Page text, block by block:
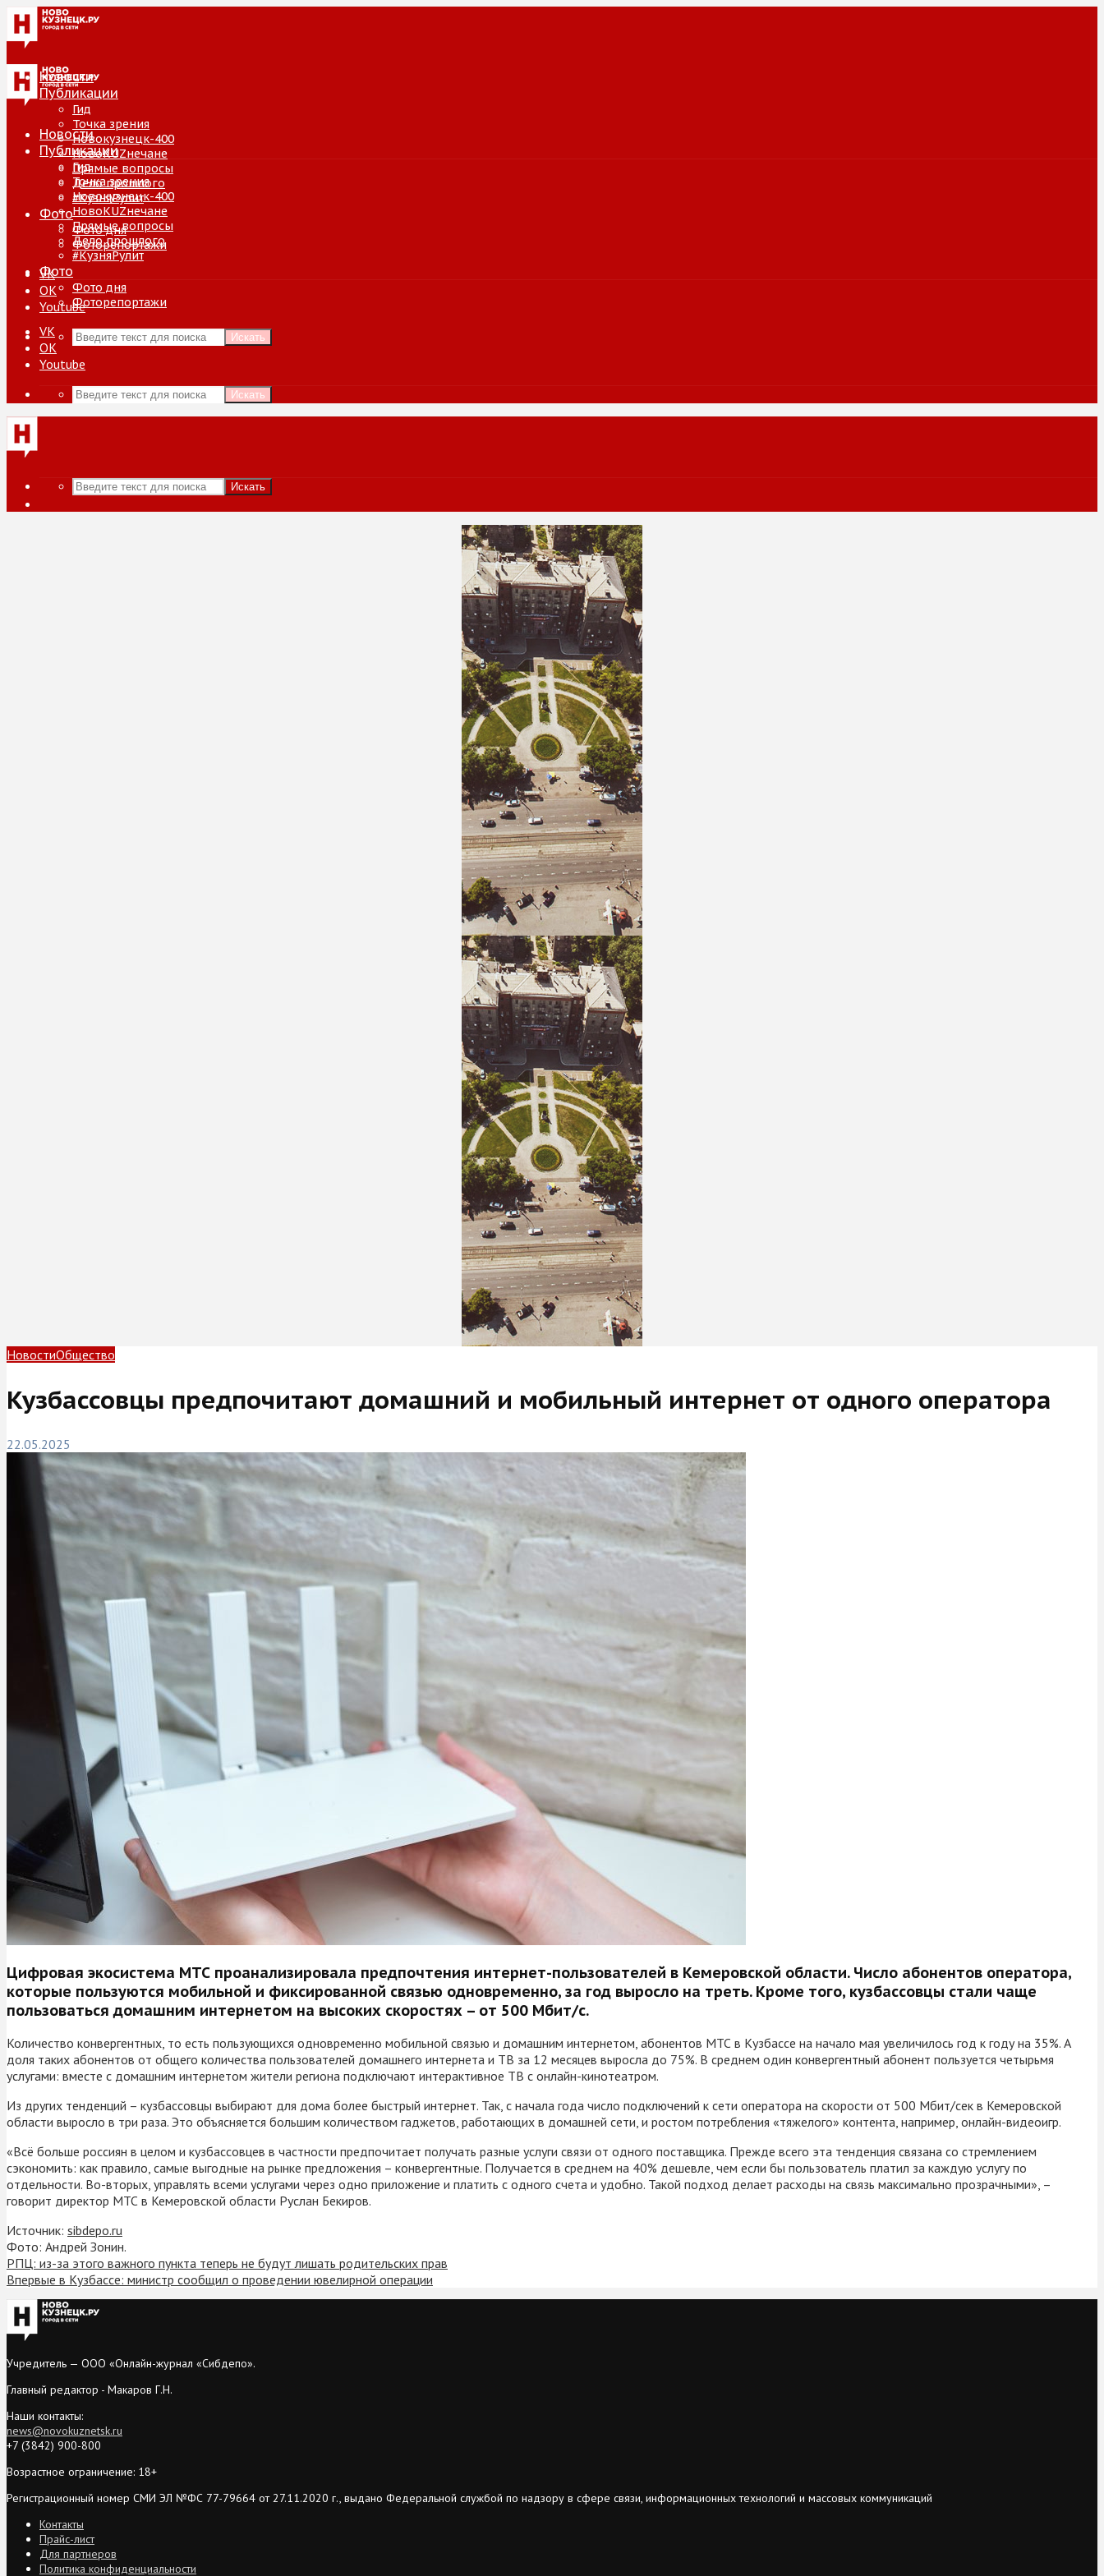
Новости
Публикации
Гид
Точка зрения
Новокузнецк-400
НовоKUZнечане
Прямые вопросы
Дело прошлого
#КузняРулит
Фото
Фото дня
Фоторепортажи
VK
ОК
Youtube
Искать
Новости
Публикации
Гид
Точка зрения
Новокузнецк-400
НовоKUZнечане
Прямые вопросы
Дело прошлого
#КузняРулит
Фото
Фото дня
Фоторепортажи
VK
ОК
Youtube
Искать
Искать
НовостиОбщество
Кузбассовцы предпочитают домашний и мобильный интернет от одного оператора
22.05.2025
Цифровая экосистема МТС проанализировала предпочтения интернет-пользователей в Кемеровской области. Число абонентов оператора,
которые пользуются мобильной и фиксированной связью одновременно, за год выросло на треть. Кроме того, кузбассовцы стали чаще
пользоваться домашним интернетом на высоких скоростях – от 500 Мбит/с.
Количество конвергентных, то есть пользующихся одновременно мобильной связью и домашним интернетом, абонентов МТС в Кузбассе на начало мая увеличилось год к году на 35%. А
доля таких абонентов от общего количества пользователей домашнего интернета и ТВ за 12 месяцев выросла до 75%. В среднем один конвергентный абонент пользуется четырьмя
услугами: вместе с домашним интернетом жители региона подключают интерактивное ТВ с онлайн-кинотеатром.
Из других тенденций – кузбассовцы выбирают для дома более быстрый интернет. Так, с начала года число подключений к сети оператора на скорости от 500 Мбит/сек в Кемеровской
области выросло в три раза. Это объясняется большим количеством гаджетов, работающих в домашней сети, и ростом потребления «тяжелого» контента, например, онлайн-видеоигр.
«Всё больше россиян в целом и кузбассовцев в частности предпочитает получать разные услуги связи от одного поставщика. Прежде всего эта тенденция связана со стремлением
сэкономить: как правило, самые выгодные на рынке предложения – конвергентные. Получается в среднем на 40% дешевле, чем если бы пользователь платил за каждую услугу по
отдельности. Во-вторых, управлять всеми услугами через одно приложение и платить с одного счета и удобно. Такой подход делает расходы на связь максимально прозрачными», –
говорит директор МТС в Кемеровской области Руслан Бекиров.
Источник: sibdepo.ru
Фото: Андрей Зонин.
РПЦ: из-за этого важного пункта теперь не будут лишать родительских прав
Впервые в Кузбассе: министр сообщил о проведении ювелирной операции
Учредитель — ООО «Онлайн-журнал «Сибдепо».
Главный редактор - Макаров Г.Н.
Наши контакты:
news@novokuznetsk.ru
+7 (3842) 900-800
Возрастное ограничение: 18+
Регистрационный номер СМИ ЭЛ №ФС 77-79664 от 27.11.2020 г., выдано Федеральной службой по надзору в сфере связи, информационных технологий и массовых коммуникаций
Контакты
Прайс-лист
Для партнеров
Политика конфиденциальности